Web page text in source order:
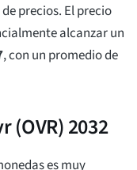
precios. El precio
alcanzar un
, con un promedio de
(OVR) 2032
es muy